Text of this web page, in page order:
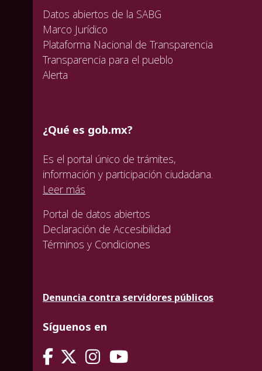
Datos abiertos de la SABG
Marco Jurídico
Plataforma Nacional de Transparencia
Transparencia para el pueblo
Alerta
¿Qué es gob.mx?
Es el portal único de trámites,
información y participación ciudadana.
Leer más
Portal de datos abiertos
Declaración de Accesibilidad
Términos y Condiciones
Denuncia contra servidores públicos
Síguenos en